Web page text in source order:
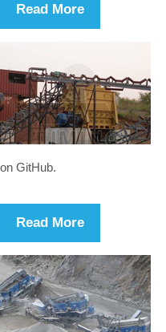
Read More
on GitHub.
Read More